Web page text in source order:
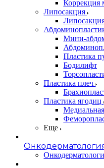
Коррекция
Липосакция
Мини-
Пластика
Бодилифт
Пластика плеч
Пластика ягодиц
Еще